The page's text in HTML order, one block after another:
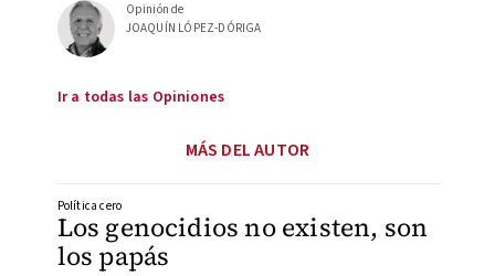
Opinión de
JOAQUÍN LÓPEZ-DÓRIGA
Ir a todas las Opiniones
MÁS DEL AUTOR
Los genocidios no existen, son
los papás
Política cero